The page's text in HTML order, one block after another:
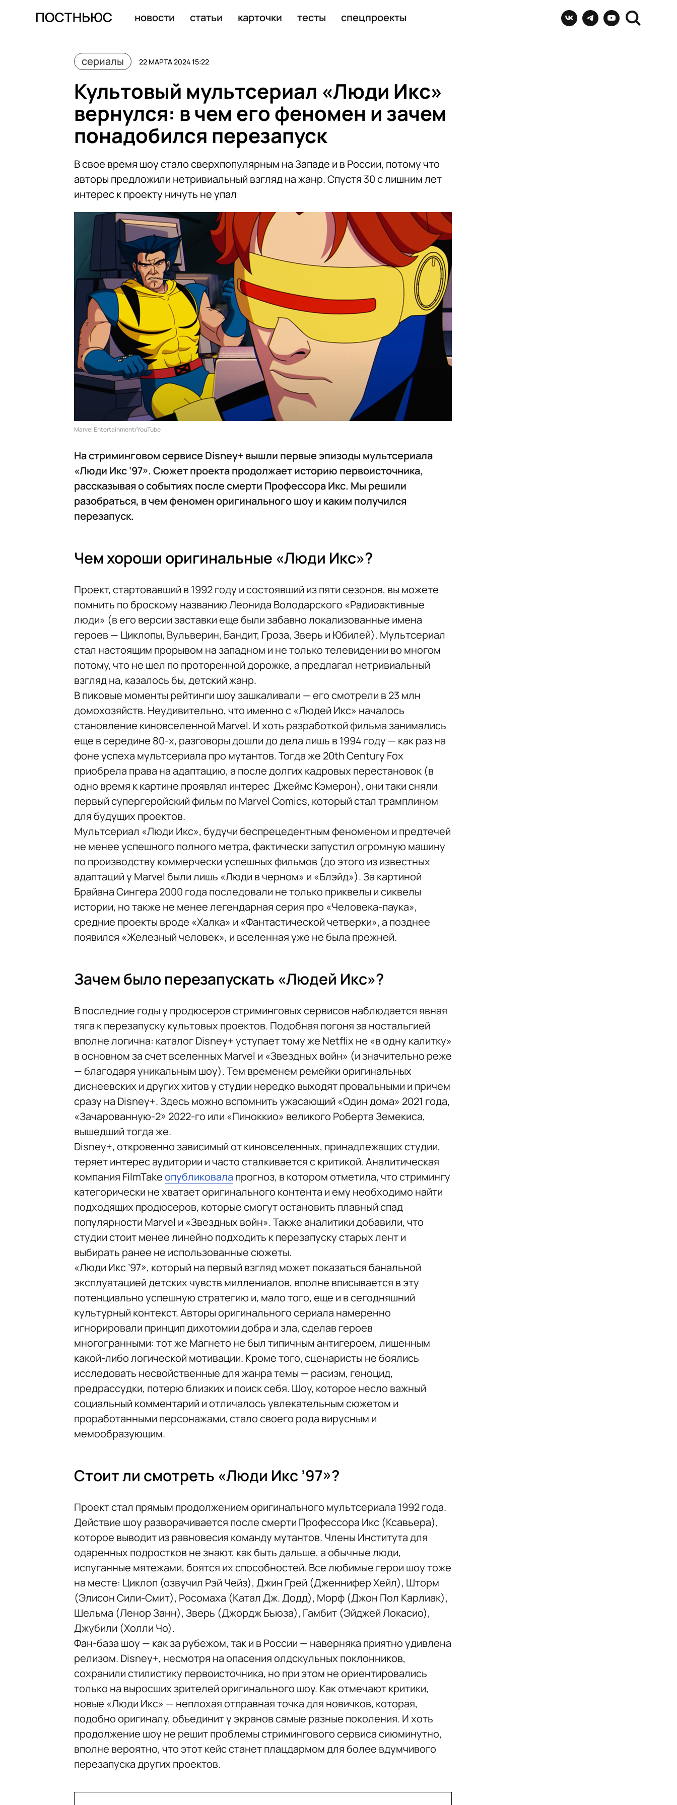
новости статьи карточки тесты спецпроекты
сериалы 22 МАРТА 2024 15:22
Культовый мультсериал «Люди Икс»
вернулся: в чем его феномен и зачем
понадобился перезапуск
В свое время шоу стало сверхпопулярным на Западе и в России, потому что
авторы предложили нетривиальный взгляд на жанр. Спустя 30 с лишним лет
интерес к проекту ничуть не упал
Marvel Entertainment/YouTube
На стриминговом сервисе Disney+ вышли первые эпизоды мультсериала
«Люди Икс ’97». Сюжет проекта продолжает историю первоисточника,
рассказывая о событиях после смерти Профессора Икс. Мы решили
разобраться, в чем феномен оригинального шоу и каким получился
перезапуск.
Чем хороши оригинальные «Люди Икс»?
Проект, стартовавший в 1992 году и состоявший из пяти сезонов, вы можете
помнить по броскому названию Леонида Володарского «Радиоактивные
люди» (в его версии заставки еще были забавно локализованные имена
героев — Циклопы, Вульверин, Бандит, Гроза, Зверь и Юбилей). Мультсериал
стал настоящим прорывом на западном и не только телевидении во многом
потому, что не шел по проторенной дорожке, а предлагал нетривиальный
взгляд на, казалось бы, детский жанр.
В пиковые моменты рейтинги шоу зашкаливали — его смотрели в 23 млн
домохозяйств. Неудивительно, что именно с «Людей Икс» началось
становление киновселенной Marvel. И хоть разработкой фильма занимались
еще в середине 80-х, разговоры дошли до дела лишь в 1994 году — как раз на
фоне успеха мультсериала про мутантов. Тогда же 20th Century Fox
приобрела права на адаптацию, а после долгих кадровых перестановок (в
одно время к картине проявлял интерес Джеймс Кэмерон), они таки сняли
первый супергеройский фильм по Marvel Comics, который стал трамплином
для будущих проектов.
Мультсериал «Люди Икс», будучи беспрецедентным феноменом и предтечей
не менее успешного полного метра, фактически запустил огромную машину
по производству коммерчески успешных фильмов (до этого из известных
адаптаций у Marvel были лишь «Люди в черном» и «Блэйд»). За картиной
Брайана Сингера 2000 года последовали не только приквелы и сиквелы
истории, но также не менее легендарная серия про «Человека-паука»,
средние проекты вроде «Халка» и «Фантастической четверки», а позднее
появился «Железный человек», и вселенная уже не была прежней.
Зачем было перезапускать «Людей Икс»?
В последние годы у продюсеров стриминговых сервисов наблюдается явная
тяга к перезапуску культовых проектов. Подобная погоня за ностальгией
вполне логична: каталог Disney+ уступает тому же Netflix не «в одну калитку»
в основном за счет вселенных Marvel и «Звездных войн» (и значительно реже
— благодаря уникальным шоу). Тем временем ремейки оригинальных
диснеевских и других хитов у студии нередко выходят провальными и причем
сразу на Disney+. Здесь можно вспомнить ужасающий «Один дома» 2021 года,
«Зачарованную-2» 2022-го или «Пиноккио» великого Роберта Земекиса,
вышедший тогда же.
Disney+, откровенно зависимый от киновселенных, принадлежащих студии,
теряет интерес аудитории и часто сталкивается с критикой. Аналитическая
компания FilmTakeопубликовала прогноз, в котором отметила, что стримингу
категорически не хватает оригинального контента и ему необходимо найти
подходящих продюсеров, которые смогут остановить плавный спад
популярности Marvel и «Звездных войн». Также аналитики добавили, что
студии стоит менее линейно подходить к перезапуску старых лент и
выбирать ранее не использованные сюжеты.
«Люди Икс ’97», который на первый взгляд может показаться банальной
эксплуатацией детских чувств миллениалов, вполне вписывается в эту
потенциально успешную стратегию и, мало того, еще и в сегодняшний
культурный контекст. Авторы оригинального сериала намеренно
игнорировали принцип дихотомии добра и зла, сделав героев
многогранными: тот же Магнето не был типичным антигероем, лишенным
какой-либо логической мотивации. Кроме того, сценаристы не боялись
исследовать несвойственные для жанра темы — расизм, геноцид,
предрассудки, потерю близких и поиск себя. Шоу, которое несло важный
социальный комментарий и отличалось увлекательным сюжетом и
проработанными персонажами, стало своего рода вирусным и
мемообразующим.
Стоит ли смотреть «Люди Икс ’97»?
Проект стал прямым продолжением оригинального мультсериала 1992 года.
Действие шоу разворачивается после смерти Профессора Икс (Ксавьера),
которое выводит из равновесия команду мутантов. Члены Института для
одаренных подростков не знают, как быть дальше, а обычные люди,
испуганные мятежами, боятся их способностей. Все любимые герои шоу тоже
на месте: Циклоп (озвучил Рэй Чейз), Джин Грей (Дженнифер Хейл), Шторм
(Элисон Сили-Смит), Росомаха (Катал Дж. Додд), Морф (Джон Пол Карлиак),
Шельма (Ленор Занн), Зверь (Джордж Бьюза), Гамбит (Эйджей Локасио),
Джубили (Холли Чо).
Фан-база шоу — как за рубежом, так и в России — наверняка приятно удивлена
релизом. Disney+, несмотря на опасения олдскульных поклонников,
сохранили стилистику первоисточника, но при этом не ориентировались
только на выросших зрителей оригинального шоу. Как отмечают критики,
новые «Люди Икс» — неплохая отправная точка для новичков, которая,
подобно оригиналу, объединит у экранов самые разные поколения. И хоть
продолжение шоу не решит проблемы стримингового сервиса сиюминутно,
вполне вероятно, что этот кейс станет плацдармом для более вдумчивого
перезапуска других проектов.